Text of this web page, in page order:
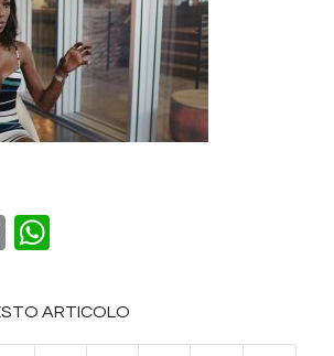
EmailWhatsApp
ARTICOLO